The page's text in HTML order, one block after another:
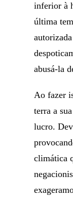
inferior à
última
abusá-la
Ao fazer
terra a
lucro.
climática